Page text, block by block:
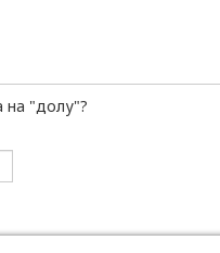
на "долу"?